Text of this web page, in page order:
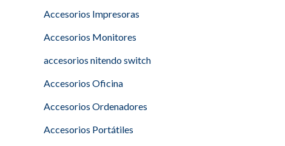
Accesorios Impresoras
Accesorios Monitores
accesorios nitendo switch
Accesorios Oficina
Accesorios Ordenadores
Accesorios Portátiles